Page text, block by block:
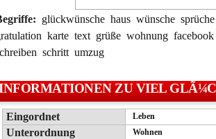
glückwünsche haus wünsche sprüche
karte text grüße wohnung facebook
schritt umzug
ZU VIEL
Eingordnet Leben
Unterordnung Wohnen